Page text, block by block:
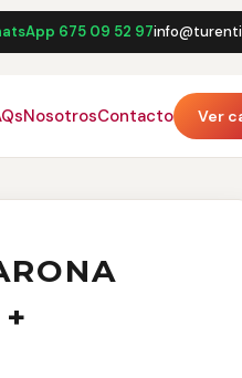
675 09 52 97
NosotrosContacto Ver